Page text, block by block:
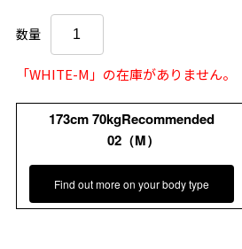
数量
「WHITE-M」の在庫がありません。
173cm 70kgRecommended
02（M）
Find out more on your body type